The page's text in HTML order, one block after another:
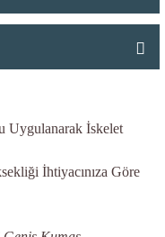
Uygulanarak İskelet
İhtiyacınıza Göre